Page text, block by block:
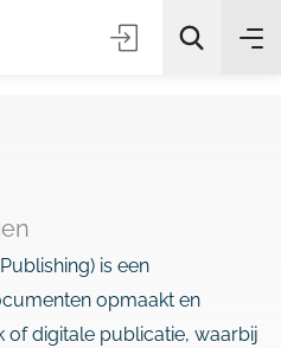
is een
opmaakt en
digitale publicatie, waarbij